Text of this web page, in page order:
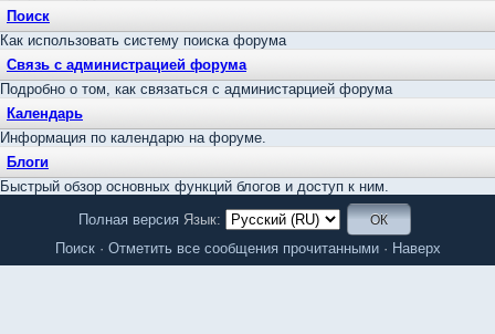
Поиск
Как использовать систему поиска форума
Связь с администрацией форума
Подробно о том, как связаться с администарцией форума
Календарь
Информация по календарю на форуме.
Блоги
Быстрый обзор основных функций блогов и доступ к ним.
Полная версия Язык:
Поиск· Отметить все сообщения прочитанными· Наверх